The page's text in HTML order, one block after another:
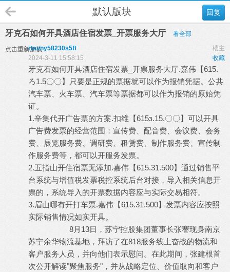
回复
默认版块
牙克石如何开具酒店住宿发票_开票服务大厅 看全部
点击重新加载 楼主
rtevny58230s5ft
收藏
2024-3-11 15:58:15
牙克石如何开具酒店住宿发票_开票服务大厅.嘉伟【615.
ろ1.5〇〇】只要是正规的票据就可以作为报销凭据。公共
汽车票、火车票、汽车票等票据都可以作为报销的原始凭
证。
1.辛集代开广告票的方案.扣维【615з.15.〇〇】可以开具
广告费发票的经营范围：宣传费、配音费、会议费、会务
费、展览服务费、调研费、租赁费、制作服务费、宣传制
作服务费等，都可以开服务发票。
2.五指山开住宿票无添加.嘉伟【615.31.500】通过销售平
台系统与增值税发票税控系统后台对接，导入相关信息开
票的，系统导入的开票数据内容应与实际交易相符。
3.眉山哪有开打车票.嘉伟【615.31.500】发票内容应按照
实际销售情况如实开具。
8月13日，苏宁控股集团董事长张謇现身南京
苏宁余华物流基地，拜访了在818服务线上奋战的物流和
客户服务人员，并向他们表示慰问。在此期间，张建根首
次公开解读"聚焦服务"，并从战略定位、价值取向和客户